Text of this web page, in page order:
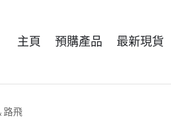
主頁 預購產品 最新現貨
路飛